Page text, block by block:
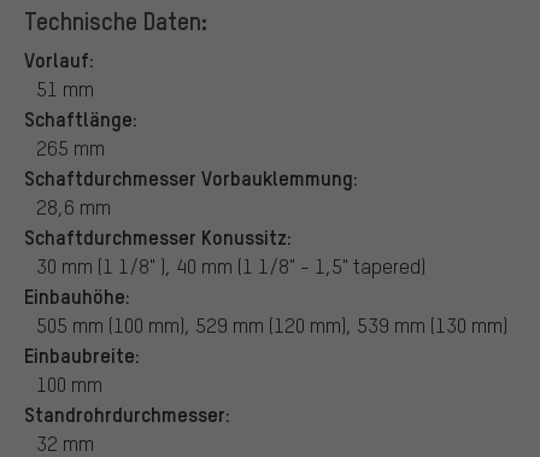
Technische Daten:
Vorlauf:
51 mm
Schaftlänge:
265 mm
Schaftdurchmesser Vorbauklemmung:
28,6 mm
Schaftdurchmesser Konussitz:
30 mm (1 1/8" ), 40 mm (1 1/8" - 1,5" tapered)
Einbauhöhe:
505 mm (100 mm), 529 mm (120 mm), 539 mm (130 mm)
Einbaubreite:
100 mm
Standrohrdurchmesser:
32 mm